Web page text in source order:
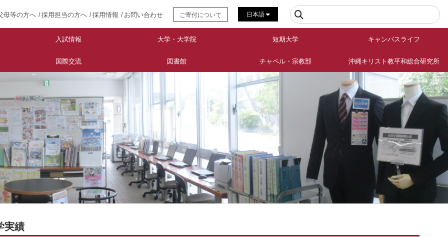
母等の方へ 採用担当の方へ 採用情報 お問い合わせ ご寄付について 日本語
入試情報 大学・大学院 短期大学 キャンパスライフ
国際交流 図書館 チャペル・宗教部 沖縄キリスト教平和総合研究所
実績